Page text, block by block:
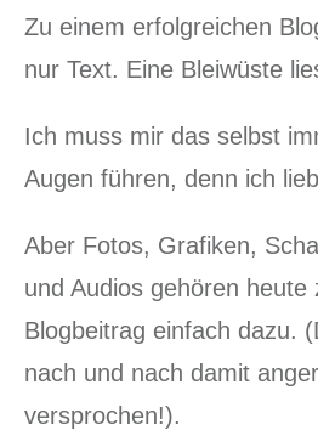
Zu einem erfolgreichen
nur Text. Eine Bleiwüste
Ich muss mir das selbst
Augen führen, denn ich
Aber Fotos, Grafiken,
und Audios gehören heute
Blogbeitrag einfach dazu.
nach und nach damit
versprochen!).